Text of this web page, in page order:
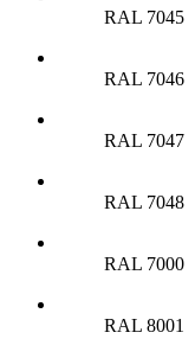
RAL 7045
RAL 7046
RAL 7047
RAL 7048
RAL 7000
RAL 8001